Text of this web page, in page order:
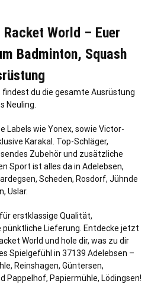
World – Euer
Badminton, Squash
du die gesamte Ausrüstung
Neuling.
Labels wie Yonex, sowie Victor-
Karakal. Top-Schläger,
Zubehör und zusätzliche
Sport ist alles da in Adelebsen,
, Scheden, Rosdorf, Jühnde
Uslar.
erstklassige Qualität,
Lieferung. Entdecke jetzt
World und hole dir, was zu dir
Spielgefühl in 37139 Adelebsen –
Reinshagen, Güntersen,
Pappelhof, Papiermühle, Lödingsen!